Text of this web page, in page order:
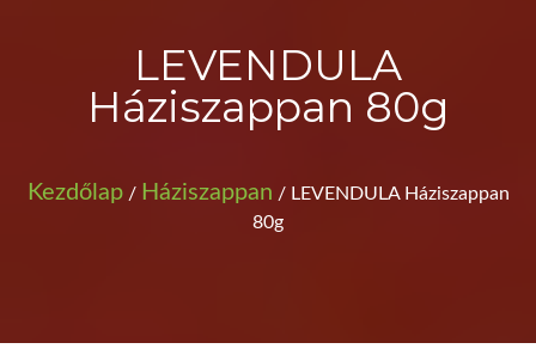
LEVENDULA
Háziszappan 80g
Kezdőlap/ Háziszappan / LEVENDULA Háziszappan
80g